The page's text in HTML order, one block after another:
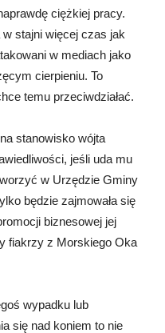
ciężkiej pracy.
stajni więcej czas jak
w mediach jako
cierpieniu. To
temu przeciwdziałać.
stanowisko wójta
jeśli uda mu
w Urzędzie Gminy
będzie zajmowała się
biznesowej jej
fiakrzy z Morskiego Oka
wypadku lub
się nad koniem to nie